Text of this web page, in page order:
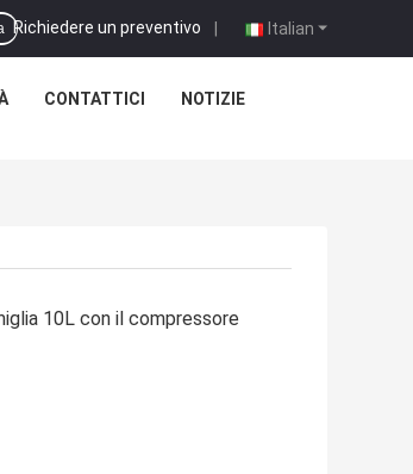
Italian
Richiedere un preventivo |
CONTATTICI NOTIZIE
10L con il compressore